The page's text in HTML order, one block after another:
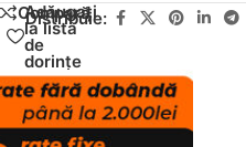
Compară
Adăugați
la lista
de
dorințe
Distribuie: